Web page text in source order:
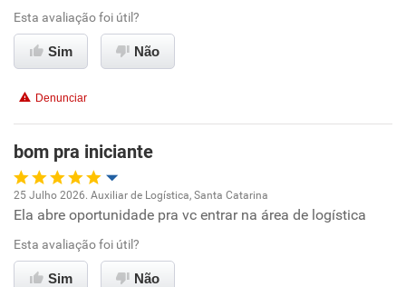
Não recomenda esta empresa
Não recomenda a diretoria
Esta avaliação foi útil?
Sim Não
Denunciar
bom pra iniciante
Oportunidade de promoção
Ambiente de trabalho
25 Julho 2026. Auxiliar de Logística, Santa Catarina
Ela abre oportunidade pra vc entrar na área de logística
Esta avaliação foi útil?
Sim Não